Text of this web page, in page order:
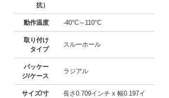
抗）
動作温度 -40°C～110°C
取り付け
タイプ
スルーホール
パッケー
ジ/ケース
ラジアル
サイズ/寸
長さ0.709インチ x 幅0.197イ